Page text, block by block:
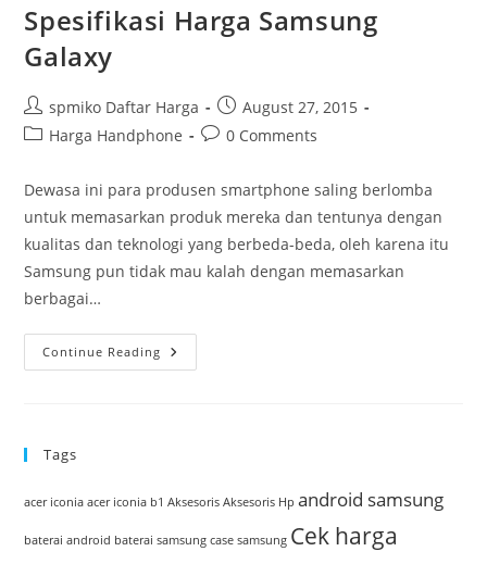
Spesifikasi Harga Samsung
Galaxy
Post
author:
spmiko Daftar Harga
Post
published:
August 27, 2015
PostHarga Handphone
Post0 Comments
Dewasa ini para produsen smartphone saling berlomba
untuk memasarkan produk mereka dan tentunya dengan
kualitas dan teknologi yang berbeda-beda, oleh karena itu
Samsung pun tidak mau kalah dengan memasarkan
berbagai…
Continue Reading Spesifikasi
Harga
Tags
acer iconia acer iconia b1 Aksesoris Aksesoris Hp android samsung
baterai android baterai samsung case samsung Cek harga